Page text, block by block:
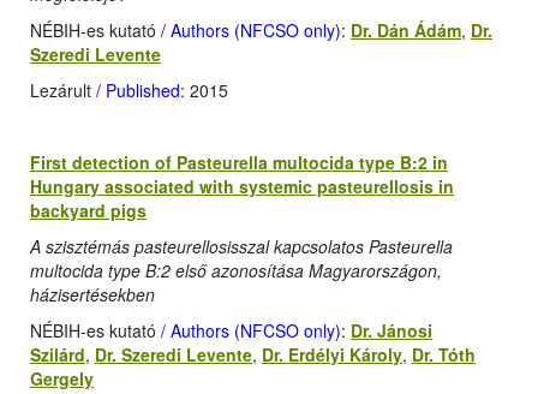
NÉBIH-es kutató / Authors (NFCSO only): Dr. Dán Ádám, Dr.
Szeredi Levente
Lezárult / Published: 2015
First detection of Pasteurella multocida type B:2 in
Hungary associated with systemic pasteurellosis in
backyard pigs
A szisztémás pasteurellosisszal kapcsolatos Pasteurella
multocida type B:2 első azonosítása Magyarországon,
házisertésekben
NÉBIH-es kutató / Authors (NFCSO only): Dr. Jánosi
Szilárd, Dr. Szeredi Levente, Dr. Erdélyi Károly, Dr. Tóth
Gergely